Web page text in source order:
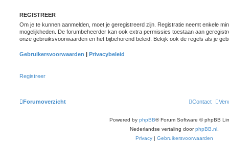
REGISTREER
Om je te kunnen aanmelden, moet je geregistreerd zijn. Registratie neemt enkele
mogelijkheden. De forumbeheerder kan ook extra permissies toestaan aan
onze gebruiksvoorwaarden en het bijbehorend beleid. Bekijk ook de regels als je
Gebruikersvoorwaarden | Privacybeleid
Registreer
Forumoverzicht Contact
Powered by phpBB® Forum Software © phpBB
Nederlandse vertaling doorphpBB.nl.
Privacy| Gebruikersvoorwaarden